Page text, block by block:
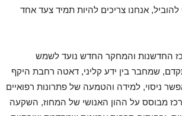
אנחנו צריכים להיות תמיד צעד אחד
החדשנות והמחקר החדש נועד לשמש
שמחבר בין ידע קליני, דאטה רחבת היקף
ניסוי, למידה והטמעה של פתרונות רפואיים
מבוסס על ההון האנושי של המחוז, השקעה